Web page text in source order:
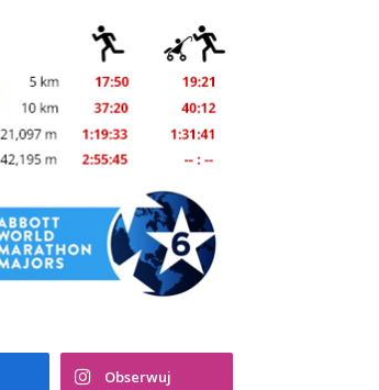
Obserwuj